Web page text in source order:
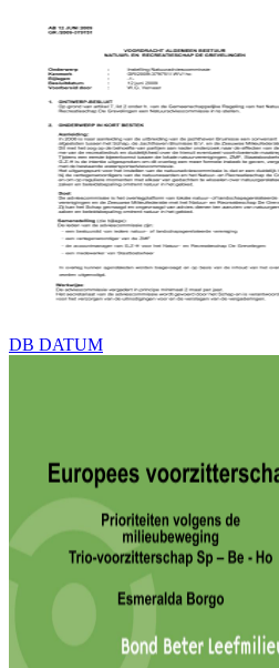
DB DATUM